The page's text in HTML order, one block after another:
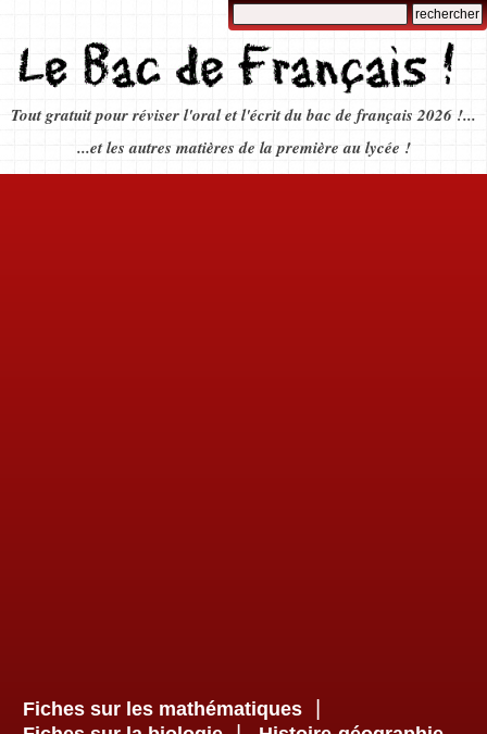
Tout gratuit pour réviser l'oral et l'écrit du bac de français 2026 !...
...et les autres matières de la première au lycée !
Fiches sur les mathématiques |